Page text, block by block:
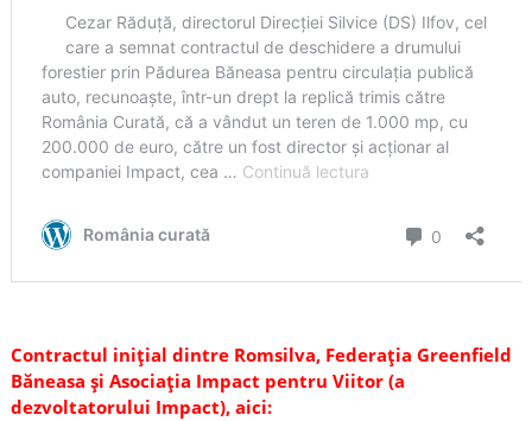
Contractul inițial dintre Romsilva, Federația Greenfield
Băneasa și Asociația Impact pentru Viitor (a
dezvoltatorului Impact), aici: